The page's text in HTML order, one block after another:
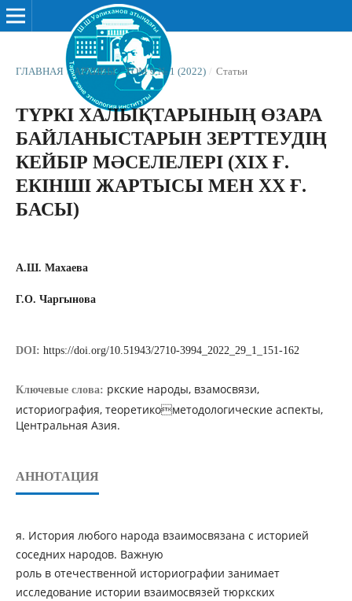
ГЛАВНАЯ / АРХИВЫ / ТОМ 9 № 1 (2022) / Статьи
ТҮРКІ ХАЛЫҚТАРЫНЫҢ ӨЗАРА
БАЙЛАНЫСТАРЫН ЗЕРТТЕУДІҢ
КЕЙБІР МӘСЕЛЕЛЕРІ (ХІХ Ғ.
ЕКІНШІ ЖАРТЫСЫ МЕН ХХ Ғ.
БАСЫ)
А.Ш. Махаева
Г.О. Чаргынова
DOI: https://doi.org/10.51943/2710-3994_2022_29_1_151-162
Ключевые слова: ркские народы, взамосвязи,
историография, теоретикометодологические аспекты,
Центральная Азия.
АННОТАЦИЯ
я. История любого народа взаимосвязана с историей
соседних народов. Важную
роль в отечественной историографии занимает
исследование истории взаимосвязей тюркских